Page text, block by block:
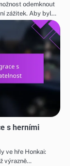
odemknout
zážitek. Aby byl…
s herními
ve hře Honkai:
výrazně…